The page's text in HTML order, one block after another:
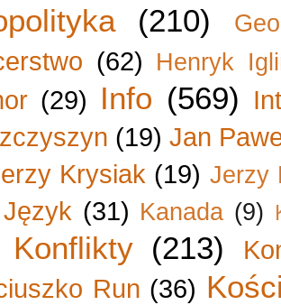
(210)
(62) Henryk
(29) Info (569)
(19) Jan
Krysiak (19) Jerzy
Język (31) Kanada (9)
Konflikty (213)
Run (36)